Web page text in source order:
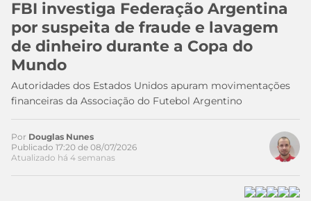
APOSTA
MELHORES
SITES
DE
APOSTAS
2026
CÓDIGO
COPA
DO
MUNDO
TIMES
MEU
TIME
CAMPEONATOS
FBI investiga Federação Argentina
por suspeita de fraude e lavagem
de dinheiro durante a Copa do
Mundo
Autoridades dos Estados Unidos apuram movimentações
financeiras da Associação do Futebol Argentino
Por Douglas Nunes
Publicado 17:20 de 08/07/2026
Atualizado há 4 semanas